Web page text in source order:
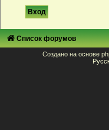
Список форумов
Создано на основе